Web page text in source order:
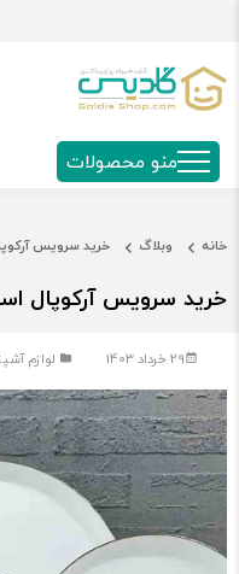
منو محصولات
خانه وبلاگ خرید سرویس
خرید سرویس آرکوپال
29 خرداد 1403 لوازم